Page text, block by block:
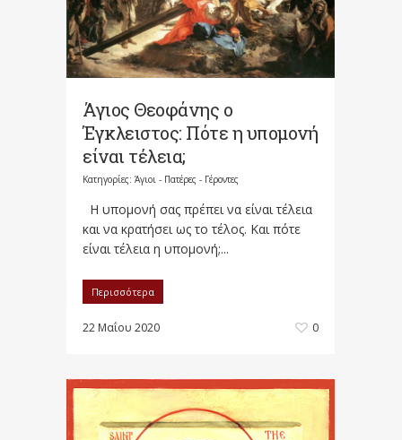
Άγιος Θεοφάνης ο
Έγκλειστος: Πότε η υπομονή
είναι τέλεια;
Κατηγορίες: Άγιοι - Πατέρες - Γέροντες
H υπομονή σας πρέπει να είναι τέλεια
και να κρατήσει ως το τέλος. Και πότε
είναι τέλεια η υπομονή;...
Περισσότερα
22 Μαΐου 2020 0